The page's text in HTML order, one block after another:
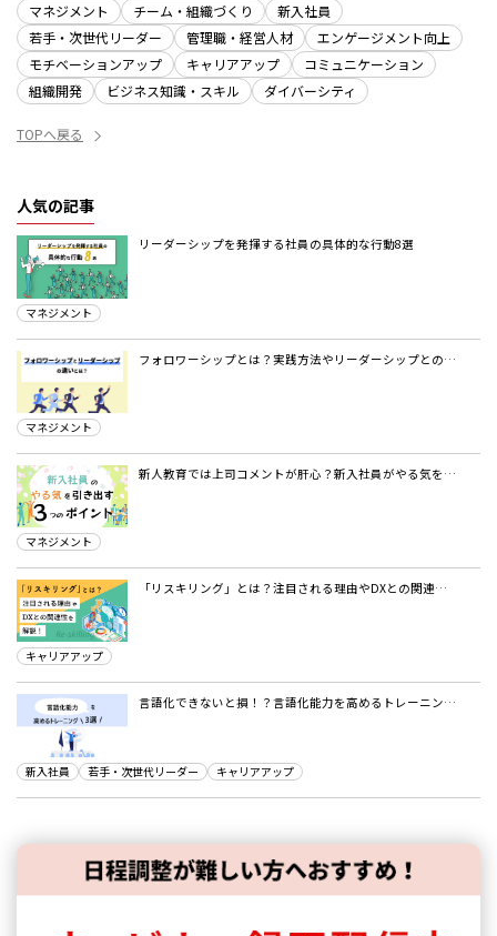
マネジメント チーム・組織づくり
新入社員
若手・次世代リーダー
管理職・経営人材
エンゲージメント向上
モチベーションアップ
キャリアアップ
コミュニケーション
組織開発
ビジネス知識・スキル ダイバーシティ
TOPへ戻る
人気の記事
リーダーシップを発揮する社員の具体的な行動8選
マネジメント
フォロワーシップとは？実践方法やリーダーシップとの…
マネジメント
新人教育では上司コメントが肝心？新入社員がやる気を…
マネジメント
「リスキリング」とは？注目される理由やDXとの関連…
キャリアアップ
言語化できないと損！？言語化能力を高めるトレーニン…
新入社員 若手・次世代リーダー キャリアアップ